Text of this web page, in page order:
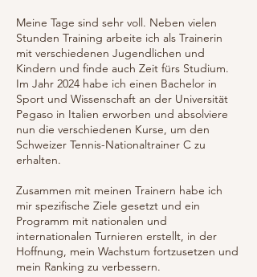
Meine Tage sind sehr voll. Neben vielen
Stunden Training arbeite ich als Trainerin
mit verschiedenen Jugendlichen und
Kindern und finde auch Zeit fürs Studium.
Im Jahr 2024 habe ich einen Bachelor in
Sport und Wissenschaft an der Universität
Pegaso in Italien erworben und absolviere
nun die verschiedenen Kurse, um den
Schweizer Tennis-Nationaltrainer C zu
erhalten.
Zusammen mit meinen Trainern habe ich
mir spezifische Ziele gesetzt und ein
Programm mit nationalen und
internationalen Turnieren erstellt, in der
Hoffnung, mein Wachstum fortzusetzen und
mein Ranking zu verbessern.